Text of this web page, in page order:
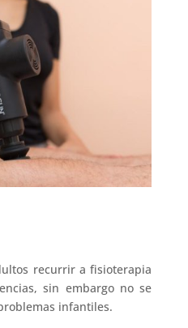
recurrir a fisioterapia
sin embargo no se
infantiles.